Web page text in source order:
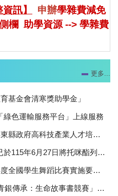
訊】 申辦學雜費減免
欄 助學資源 --> 學雜費
基金會清寒獎助學金」
綠色運輸服務平台」上線服務
政府高科技產業人才培育計畫
日將托咪酯列為一級毒品，拒絕誘惑請勿以身試法。
國學生舞蹈比賽實施要點」1份
事書競賽」活動簡章，敬請鼓勵貴校學生踴躍參賽
更多...